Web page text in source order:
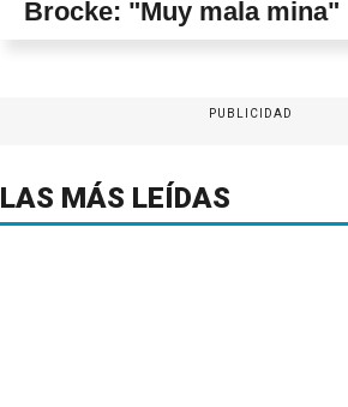
Brocke: "Muy mala mina"
PUBLICIDAD
LAS MÁS LEÍDAS